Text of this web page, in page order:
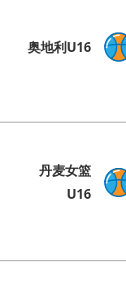
奥地利U16
丹麦女篮
U16